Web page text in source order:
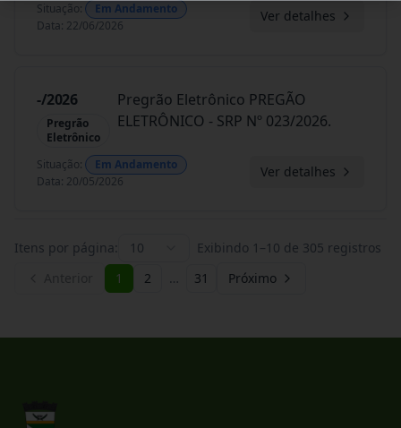
Situação:
Em Andamento
Data: 22/06/2026
Ver detalhes
-/2026
Pregrão
Eletrônico
Pregrão Eletrônico PREGÃO
ELETRÔNICO - SRP Nº 023/2026.
Situação:
Em Andamento
Data: 20/05/2026
Ver detalhes
Itens por página: 10 Exibindo 1 –10 de 305 registros
1 2 … 31 Próximo